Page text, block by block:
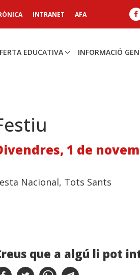
INTRANET AFA
EDUCATIVA INFORMACIÓ
1 de
Nacional, Tots Sants
que a algú li pot